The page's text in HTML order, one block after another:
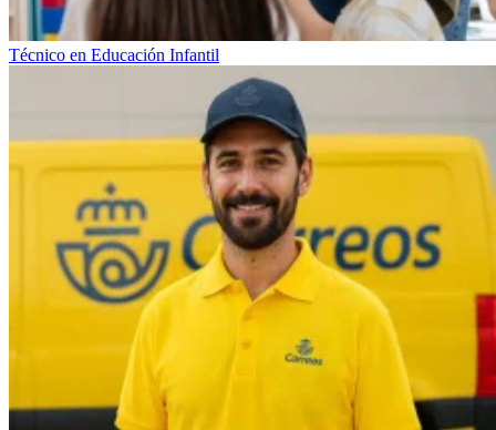
Técnico en Educación Infantil